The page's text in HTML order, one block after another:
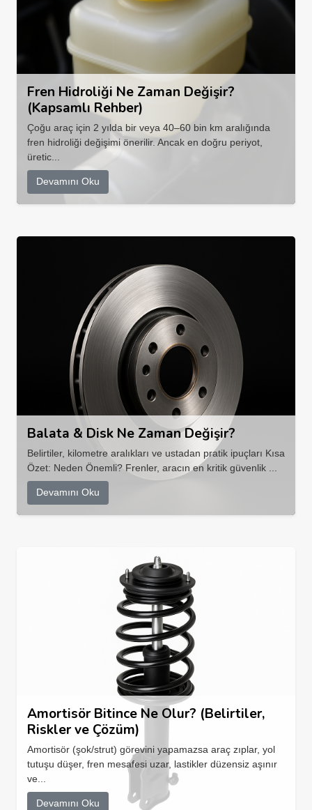
Fren Hidroliği Ne Zaman Değişir?
(Kapsamlı Rehber)
Çoğu araç için 2 yılda bir veya 40–60 bin km aralığında
fren hidroliği değişimi önerilir. Ancak en doğru periyot,
üretic...
Devamını Oku
Balata & Disk Ne Zaman Değişir?
Belirtiler, kilometre aralıkları ve ustadan pratik ipuçları Kısa
Özet: Neden Önemli? Frenler, aracın en kritik güvenlik ...
Devamını Oku
Amortisör Bitince Ne Olur? (Belirtiler,
Riskler ve Çözüm)
Amortisör (şok/strut) görevini yapamazsa araç zıplar, yol
tutuşu düşer, fren mesafesi uzar, lastikler düzensiz aşınır
ve...
Devamını Oku